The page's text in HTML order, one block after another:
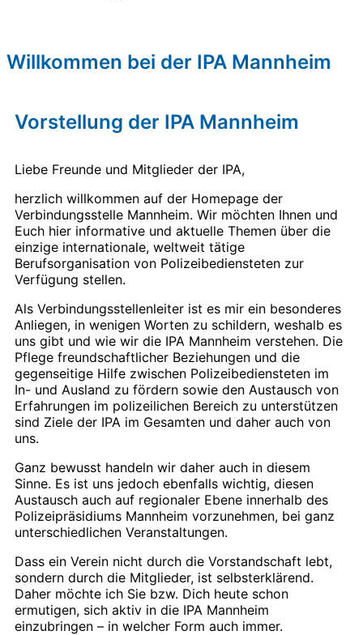
Willkommen bei der IPA Mannheim
Vorstellung der IPA Mannheim
Liebe Freunde und Mitglieder der IPA,
herzlich willkommen auf der Homepage der
Verbindungsstelle Mannheim. Wir möchten Ihnen und
Euch hier informative und aktuelle Themen über die
einzige internationale, weltweit tätige
Berufsorganisation von Polizeibediensteten zur
Verfügung stellen.
Als Verbindungsstellenleiter ist es mir ein besonderes
Anliegen, in wenigen Worten zu schildern, weshalb es
uns gibt und wie wir die IPA Mannheim verstehen. Die
Pflege freundschaftlicher Beziehungen und die
gegenseitige Hilfe zwischen Polizeibediensteten im
In- und Ausland zu fördern sowie den Austausch von
Erfahrungen im polizeilichen Bereich zu unterstützen
sind Ziele der IPA im Gesamten und daher auch von
uns.
Ganz bewusst handeln wir daher auch in diesem
Sinne. Es ist uns jedoch ebenfalls wichtig, diesen
Austausch auch auf regionaler Ebene innerhalb des
Polizeipräsidiums Mannheim vorzunehmen, bei ganz
unterschiedlichen Veranstaltungen.
Dass ein Verein nicht durch die Vorstandschaft lebt,
sondern durch die Mitglieder, ist selbsterklärend.
Daher möchte ich Sie bzw. Dich heute schon
ermutigen, sich aktiv in die IPA Mannheim
einzubringen – in welcher Form auch immer.